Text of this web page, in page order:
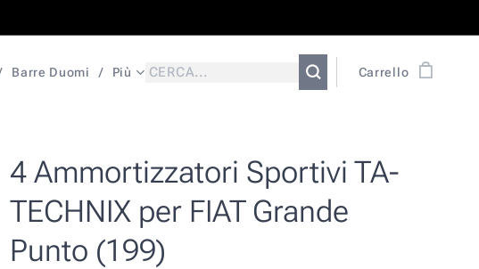
Barre Duomi Più Carrello
4 Ammortizzatori Sportivi TA-
TECHNIX per FIAT Grande
Punto (199)